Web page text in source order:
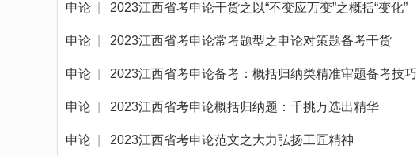
申论 2023江西省考申论干货之以“不变应万变”之概括“变化”
申论 2023江西省考申论常考题型之申论对策题备考干货
申论 2023江西省考申论备考：概括归纳类精准审题备考技巧
申论 2023江西省考申论概括归纳题：千挑万选出精华
申论 2023江西省考申论范文之大力弘扬工匠精神